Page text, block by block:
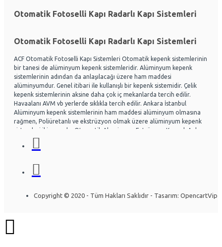
Otomatik Fotoselli Kapı Radarlı Kapı Sistemleri
Otomatik Fotoselli Kapı Radarlı Kapı Sistemleri
ACF Otomatik Fotoselli Kapı Sistemleri Otomatik kepenk sistemlerinin
bir tanesi de alüminyum kepenk sistemleridir. Alüminyum kepenk
sistemlerinin adından da anlaşılacağı üzere ham maddesi
alüminyumdur. Genel itibari ile kullanışlı bir kepenk sistemidir. Çelik
kepenk sistemlerinin aksine daha çok iç mekanlarda tercih edilir.
Havaalanı AVM vb yerlerde sıklıkla tercih edilir. Ankara İstanbul
Alüminyum kepenk sistemlerinin ham maddesi alüminyum olmasına
rağmen, Poliüretanlı ve ekstrüzyon olmak üzere alüminyum kepenk
sistemleri ikiye ayrılır. Otomatik Aluminyum Extrüzyon Kepenk Ankara
ve İstanbul başta olmak üzere Ülke genelinde hayli tercih
edilmektedir. Acf otomatik kapı sistemleri Otomatik kapı radarlı kapı,
ve Cephe sistemleri üzerine uzman ekip yapısıyla Montaj ve arıza
bakım onarım konusunda uzmandır. Ankara İstanbul Otomatik
Özel olarak tasarlanabilen sistemlerde mevcuttur. Kullanıcının
bir sorun olmadan yıllarca kullanılabilinir. Alüminyum kepenk
Copyright © 2020 - Tüm Hakları Saklıdır - Tasarım: OpencartVip